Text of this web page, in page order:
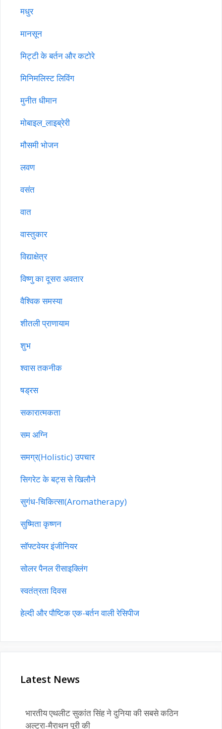
मधुर
मानसून
मिट्टी के बर्तन और कटोरे
मिनिमलिस्ट लिविंग
मुनीत धीमान
मोबाइल_लाइब्रेरी
मौसमी भोजन
लवण
वसंत
वात
वास्तुकार
विद्याक्षेत्र
विष्णु का दूसरा अवतार
वैश्विक समस्या
शीतली प्राणायाम
शुभ
श्वास तकनीक
षड्रस
सकारात्मकता
सम अग्नि
समग्र(Holistic) उपचार
सिगरेट के बट्स से खिलौने
सुगंध-चिकित्सा(Aromatherapy)
सुष्मिता कृष्णन
सॉफ्टवेयर इंजीनियर
सोलर पैनल रीसाइक्लिंग
स्वतंत्रता दिवस
हेल्दी और पौष्टिक एक-बर्तन वाली रेसिपीज
Latest News
बच्चों के लिए दिमागी खेल (Brain games)